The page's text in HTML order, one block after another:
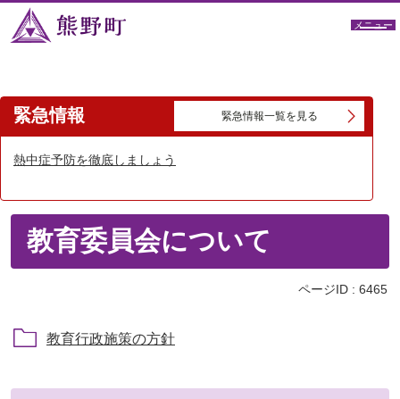
メニュー
緊急情報 緊急情報一覧を見る
熱中症予防を徹底しましょう
教育委員会について
ページID : 6465
教育行政施策の方針